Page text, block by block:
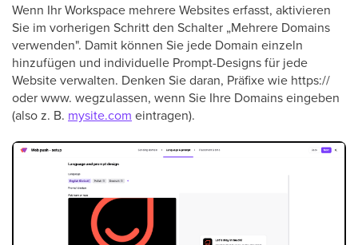
Wenn Ihr Workspace mehrere Websites erfasst, aktivieren
Sie im vorherigen Schritt den Schalter „Mehrere Domains
verwenden". Damit können Sie jede Domain einzeln
hinzufügen und individuelle Prompt-Designs für jede
Website verwalten. Denken Sie daran, Präfixe wie https://
oder www. wegzulassen, wenn Sie Ihre Domains eingeben
(also z. B. mysite.com eintragen).